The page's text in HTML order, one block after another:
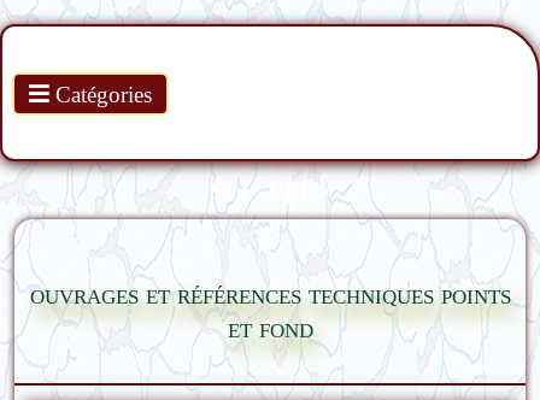
Catégories
ouvrages et références techniques points
et fond